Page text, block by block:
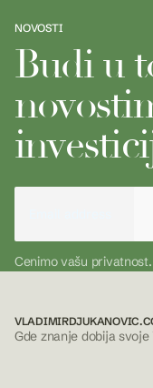
NOVOSTI
Budi u
Cenimo vašu
Gde znanje dobija svoje